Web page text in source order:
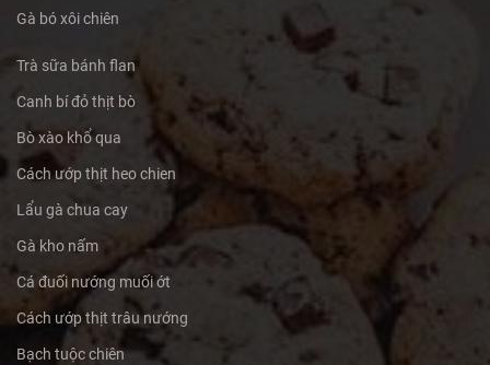
Gà bó xôi chiên
Trà sữa bánh flan
Canh bí đỏ thịt bò
Bò xào khổ qua
Cách ướp thịt heo chien
Lẩu gà chua cay
Gà kho nấm
Cá đuối nướng muối ớt
Cách ướp thịt trâu nướng
Bạch tuộc chiên